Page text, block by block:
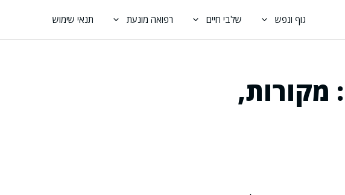
גוף ונפש שלבי חיים רפואה מונעת תנאי שימוש
מזונות עשירים בוויטמין D: מקורות,